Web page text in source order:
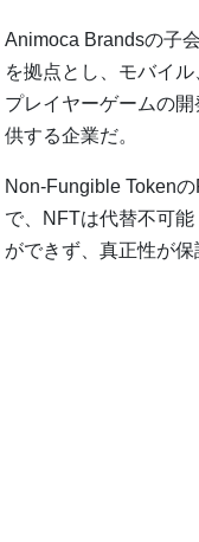
Animoca Brandsの子
を拠点とし、モバイ
プレイヤーゲームの
供する企業だ。
Non-Fungible Token
で、NFTは代替不可
ができず、真正性が保